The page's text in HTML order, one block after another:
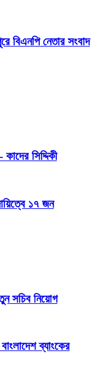
বিএনপি নেতার সংবাদ
সিদ্দিকী
১৭ জন
সচিব নিয়োগ
ব্যাংকের